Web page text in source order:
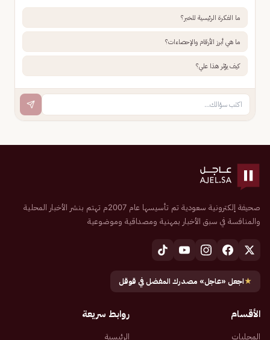
ما الفكرة الرئيسية للخبر؟
ما هي أبرز الأرقام والإحصاءات؟
كيف يؤثر هذا علي؟
صحيفة إلكترونية سعودية تم تأسيسها عام 2007م تهتم بنشر الأخبار المحلية
والمنافسة في سبق الأخبار بمهنية ومصداقية وموضوعية
★اجعل «عاجل» مصدرك المفضل في قوقل
الأقسام
المحليات
روابط سريعة
الرئيسية